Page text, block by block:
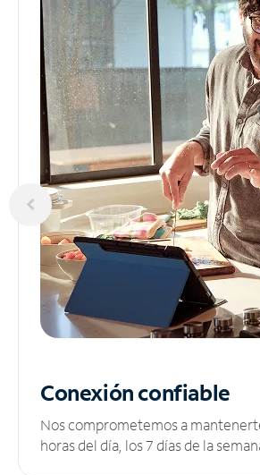
Conexión confiable
Nos comprometemos a
horas del día, los 7 días de la